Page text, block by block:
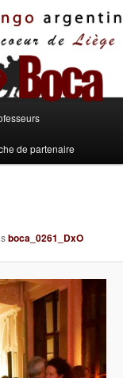
de partenaire
boca_0261_DxO